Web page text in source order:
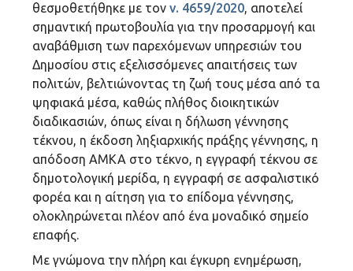
θεσμοθετήθηκε με τονν. 4659/2020, αποτελεί
σημαντική πρωτοβουλία για την προσαρμογή και
αναβάθμιση των παρεχόμενων υπηρεσιών του
Δημοσίου στις εξελισσόμενες απαιτήσεις των
πολιτών, βελτιώνοντας τη ζωή τους μέσα από τα
ψηφιακά μέσα, καθώς πλήθος διοικητικών
διαδικασιών, όπως είναι η δήλωση γέννησης
τέκνου, η έκδοση ληξιαρχικής πράξης γέννησης, η
απόδοση ΑΜΚΑ στο τέκνο, η εγγραφή τέκνου σε
δημοτολογική μερίδα, η εγγραφή σε ασφαλιστικό
φορέα και η αίτηση για το επίδομα γέννησης,
ολοκληρώνεται πλέον από ένα μοναδικό σημείο
επαφής.
Με γνώμονα την πλήρη και έγκυρη ενημέρωση,